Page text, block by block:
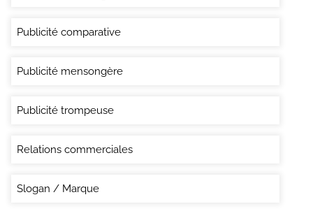
Publicité comparative
Publicité mensongère
Publicité trompeuse
Relations commerciales
Slogan / Marque